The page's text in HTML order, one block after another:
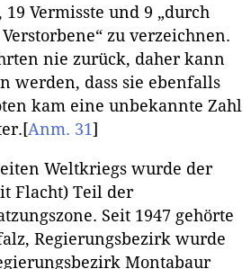
Vermisste und 9 „durch
zu verzeichnen.
nie zurück, daher kann
werden, dass sie ebenfalls
kam eine unbekannte Zahl
[Anm. 31]
Weltkriegs wurde der
Flacht) Teil der
Seit 1947 gehörte
Regierungsbezirk wurde
Montabaur